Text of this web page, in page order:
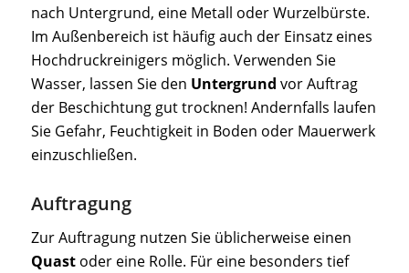
nach Untergrund, eine Metall oder Wurzelbürste.
Im Außenbereich ist häufig auch der Einsatz eines
Hochdruckreinigers möglich. Verwenden Sie
Wasser, lassen Sie den Untergrund vor Auftrag
der Beschichtung gut trocknen! Andernfalls laufen
Sie Gefahr, Feuchtigkeit in Boden oder Mauerwerk
einzuschließen.
Auftragung
Zur Auftragung nutzen Sie üblicherweise einen
Quastoder eine Rolle. Für eine besonders tief